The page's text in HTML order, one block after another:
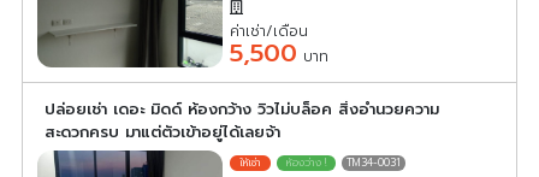
ค่าเช่า/เดือน
5,500 บาท
ปล่อยเช่า เดอะ มิดด์ ห้องกว้าง วิวไม่บล็อค สิ่งอำนวยความ
สะดวกครบ มาแต่ตัวเข้าอยู่ได้เลยจ้า
TM34-0031